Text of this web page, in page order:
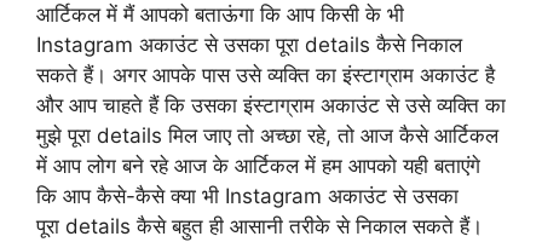
आर्टिकल में मैं आपको बताऊंगा कि आप किसी के भी
Instagram अकाउंट से उसका पूरा details कैसे निकाल
सकते हैं। अगर आपके पास उसे व्यक्ति का इंस्टाग्राम अकाउंट है
और आप चाहते हैं कि उसका इंस्टाग्राम अकाउंट से उसे व्यक्ति का
मुझे पूरा details मिल जाए तो अच्छा रहे, तो आज कैसे आर्टिकल
में आप लोग बने रहे आज के आर्टिकल में हम आपको यही बताएंगे
कि आप कैसे-कैसे क्या भी Instagram अकाउंट से उसका
पूरा details कैसे बहुत ही आसानी तरीके से निकाल सकते हैं।